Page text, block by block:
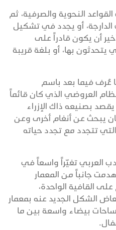
النحوية والصرفية، ثم
أو يجدد في تشكيل
أن يكون قادراً على
بها، أو بلغة قريبة
عُرف فيما بعد باسم
العروضي الذي كان قائماً
بصنيعه ذاك الإزراء
يبحث عن أنغام أخرى وعن
تتجدد مع تجدد حياته
العربي تغيّراً واسعاً في
جانباً من المعمار
القافية الواحدة،
الشكل الجديد عنه بمعمار
بيضاء واسعة بين ما